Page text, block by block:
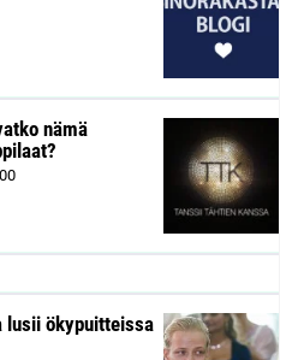
nämä
lusii ökypuitteissa